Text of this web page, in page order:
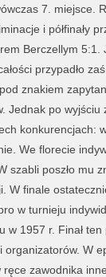
7. miejsce.
i półfinały
Berczellym
przypadło
znakiem
Jednak po wyjściu
konkurencjach:
We florecie
szabli poszło mu
W finale
w turnieju
w 1957 r. Finał
W
zawodnika